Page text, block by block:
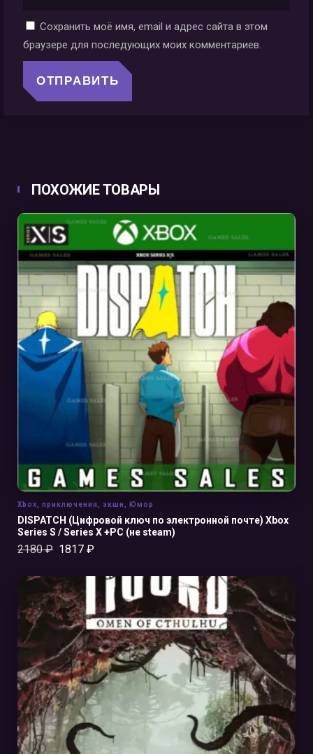
Сохранить моё имя, email и адрес сайта в этом
браузере для последующих моих комментариев.
ПОХОЖИЕ ТОВАРЫ
В КОРЗИНУ
DISPATCH (Цифровой ключ по электронной почте) Xbox
Series S / Series X +PC (не steam)
2180₽ 1817 ₽
Xbox приключения экшн Юмор
В КОРЗИНУ